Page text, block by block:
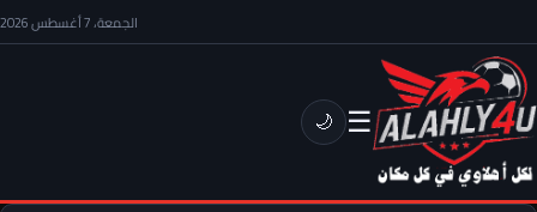
الجمعة، 7 أغسطس 2026
☰
🌙